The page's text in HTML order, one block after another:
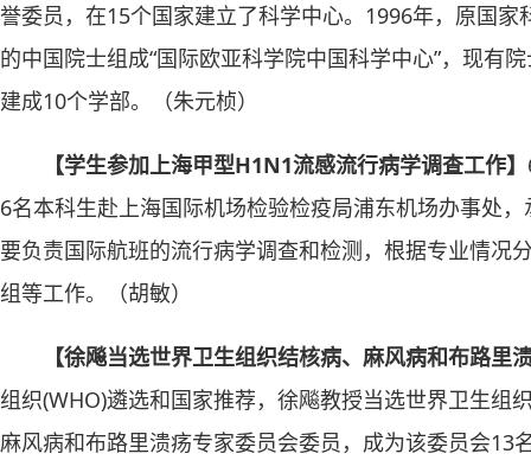
誉委员，在15个国家建立了科学中心。1996年，原国
的中国院士组成“国际欧亚科学院中国科学中心”，现有
建成10个学部。（朱元桢）
【学生参加上海甲型H1N1流感流行病学调查工作】
6名本科生赴上海国际机场检验检疫局浦东机场办事处
要负责国际航班的流行病学调查和检测，根据专业情况
组等工作。（胡敏）
【徐飚当选世界卫生组织结核病、麻风病和布路里
组织(WHO)遴选和国家推荐，徐飚教授当选世界卫生组
麻风病和布路里溃疡专家委员会委员，成为该委员会13